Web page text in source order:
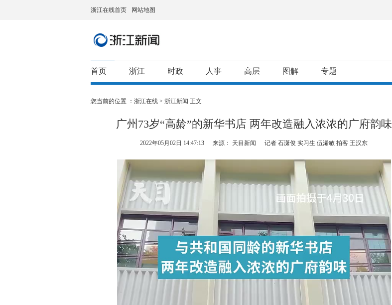
浙江在线首页 网站地图
首页 浙江 时政 人事 高层 图解 专题
您当前的位置 ： 浙江在线 > 浙江新闻 正文
广州73岁“高龄”的新华书店 两年改造融入浓浓的广府韵味
2022年05月02日 14:47:13 来源： 天目新闻 记者 石潇俊 实习生 伍浠敏 拍客 王汉东